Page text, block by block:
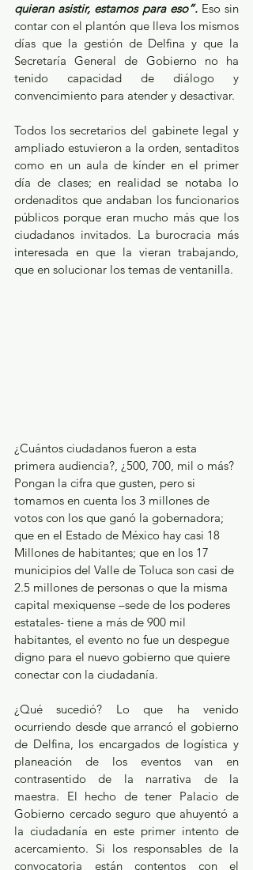
quieran asistir, estamos para eso”. Eso sin
contar con el plantón que lleva los mismos
días que la gestión de Delfina y que la
Secretaría General de Gobierno no ha
tenido capacidad de diálogo y
convencimiento para atender y desactivar.
Todos los secretarios del gabinete legal y
ampliado estuvieron a la orden, sentaditos
como en un aula de kínder en el primer
día de clases; en realidad se notaba lo
ordenaditos que andaban los funcionarios
públicos porque eran mucho más que los
ciudadanos invitados. La burocracia más
interesada en que la vieran trabajando,
que en solucionar los temas de ventanilla.
¿Cuántos ciudadanos fueron a esta
primera audiencia?, ¿500, 700, mil o más?
Pongan la cifra que gusten, pero si
tomamos en cuenta los 3 millones de
votos con los que ganó la gobernadora;
que en el Estado de México hay casi 18
Millones de habitantes; que en los 17
municipios del Valle de Toluca son casi de
2.5 millones de personas o que la misma
capital mexiquense –sede de los poderes
estatales- tiene a más de 900 mil
habitantes, el evento no fue un despegue
digno para el nuevo gobierno que quiere
conectar con la ciudadanía.
¿Qué sucedió? Lo que ha venido
ocurriendo desde que arrancó el gobierno
de Delfina, los encargados de logística y
planeación de los eventos van en
contrasentido de la narrativa de la
maestra. El hecho de tener Palacio de
Gobierno cercado seguro que ahuyentó a
la ciudadanía en este primer intento de
acercamiento. Si los responsables de la
convocatoria están contentos con el